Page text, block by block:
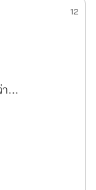
12
...